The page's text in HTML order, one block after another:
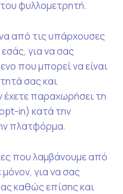
φυλλομετρητή.
από τις υπάρχουσες
για να σας
που μπορεί να είναι
σας και
έχετε παραχωρήσει τη
in) κατά την
πλατφόρμα.
που λαμβάνουμε από
για να σας
καθώς επίσης και